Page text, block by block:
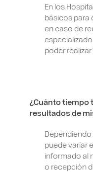
En los
básicos para
en caso de
poder
¿Cuánto tiempo
resultados de
puede variar
informado al
o recepción